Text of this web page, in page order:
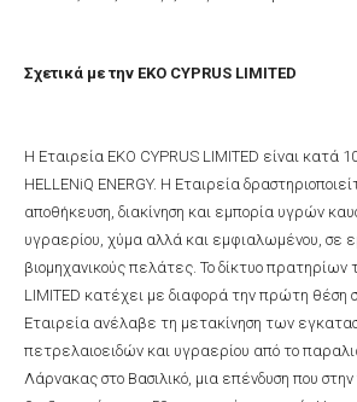
Σχετικά με την ΕΚΟ CYPRUS LIMITED
Η Εταιρεία EKO CYPRUS LIMITED είναι κατά
HELLENiQ ENERGY. Η Εταιρεία
αποθήκευση, διακίνηση και εμπορία υγρών
υγραερίου, χύμα αλλά και εμφιαλωμένου, σε
βιομηχανικούς πελάτες. Το δίκτυο πρατηρίων
LIMITED κατέχει με διαφορά την πρώτη θέση
Εταιρεία ανέλαβε τη μετακίνηση των
πετρελαιοειδών και υγραερίου από το
Λάρνακας στο Βασιλικό, μια επένδυση που